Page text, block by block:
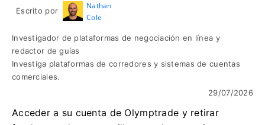
Escrito por
Nathan
Cole
Investigador de plataformas de negociación en línea y
redactor de guías
Investiga plataformas de corredores y sistemas de cuentas
comerciales.
29/07/2026
Acceder a su cuenta de Olymptrade y retirar